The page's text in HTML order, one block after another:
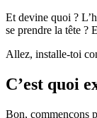
Et devine quoi ?
se prendre la tête ?
Allez, installe-toi
C’est quoi
Bon, commençons